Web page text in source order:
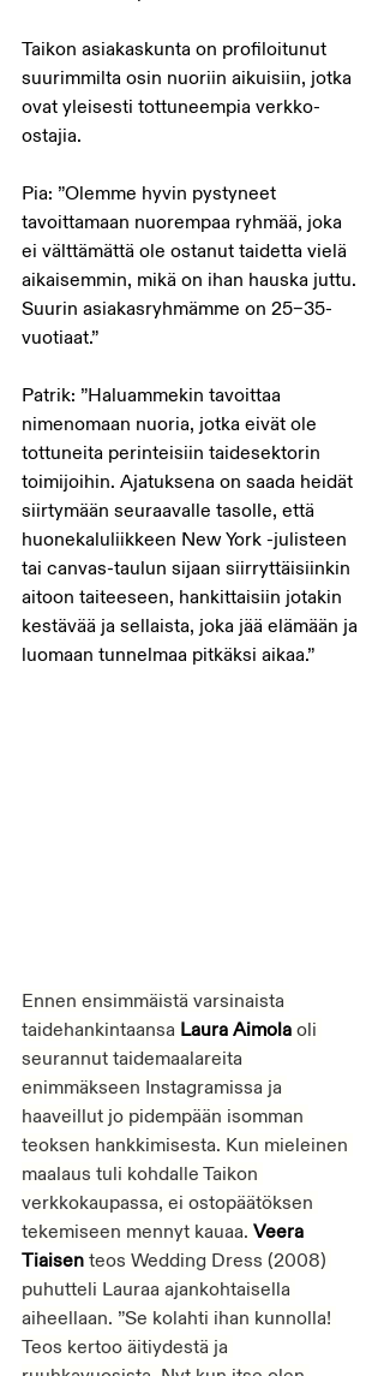
Taikon asiakaskunta on profiloitunut
suurimmilta osin nuoriin aikuisiin, jotka
ovat yleisesti tottuneempia verkko-
ostajia.
Pia: ”Olemme hyvin pystyneet
tavoittamaan nuorempaa ryhmää, joka
ei välttämättä ole ostanut taidetta vielä
aikaisemmin, mikä on ihan hauska juttu.
Suurin asiakasryhmämme on 25–35-
vuotiaat.”
Patrik: ”Haluammekin tavoittaa
nimenomaan nuoria, jotka eivät ole
tottuneita perinteisiin taidesektorin
toimijoihin. Ajatuksena on saada heidät
siirtymään seuraavalle tasolle, että
huonekaluliikkeen New York -julisteen
tai canvas-taulun sijaan siirryttäisiinkin
aitoon taiteeseen, hankittaisiin jotakin
kestävää ja sellaista, joka jää elämään ja
luomaan tunnelmaa pitkäksi aikaa.”
Ennen ensimmäistä varsinaista
taidehankintaansa Laura Aimola oli
seurannut taidemaalareita
enimmäkseen Instagramissa ja
haaveillut jo pidempään isomman
teoksen hankkimisesta. Kun mieleinen
maalaus tuli kohdalle Taikon
verkkokaupassa, ei ostopäätöksen
tekemiseen mennyt kauaa. Veera
Tiaisen teos Wedding Dress (2008)
puhutteli Lauraa ajankohtaisella
aiheellaan. ”Se kolahti ihan kunnolla!
Teos kertoo äitiydestä ja